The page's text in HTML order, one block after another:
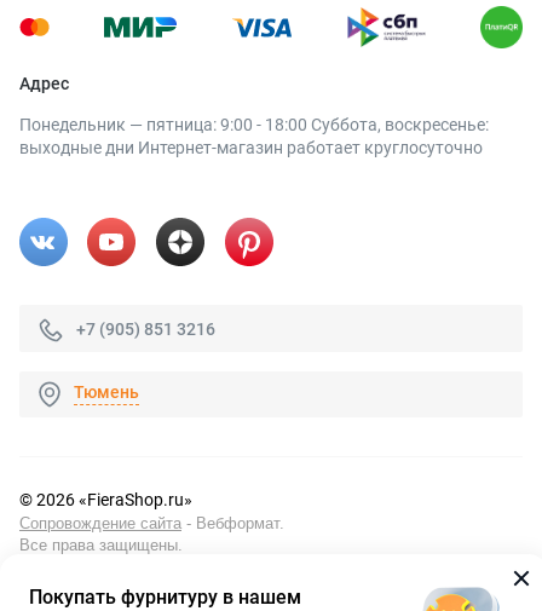
Адрес
Понедельник — пятница: 9:00 - 18:00 Суббота, воскресенье:
выходные дни Интернет-магазин работает круглосуточно
+7 (905) 851 3216
Тюмень
© 2026 «FieraShop.ru»
Сопровождение сайта - Вебформат.
Все права защищены.
Покупать фурнитуру в нашем